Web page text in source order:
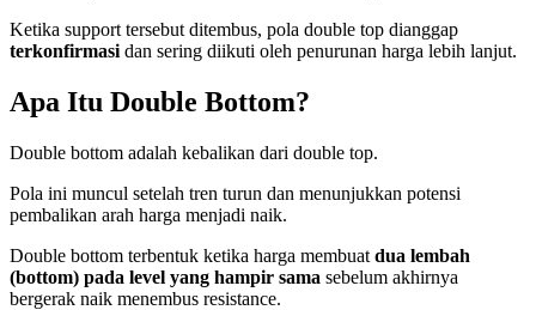
Ketika support tersebut ditembus, pola double top dianggap
terkonfirmasi dan sering diikuti oleh penurunan harga lebih lanjut.
Apa Itu Double Bottom?
Double bottom adalah kebalikan dari double top.
Pola ini muncul setelah tren turun dan menunjukkan potensi
pembalikan arah harga menjadi naik.
Double bottom terbentuk ketika harga membuat dua lembah
(bottom) pada level yang hampir sama sebelum akhirnya
bergerak naik menembus resistance.